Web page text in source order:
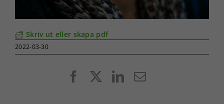
Skriv ut eller skapa pdf
2022-03-30
FacebookLinkedIn
E-